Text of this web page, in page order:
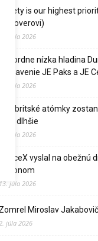
is our highest
júla 2026
nízka hladina
JE Paks a JE
júla 2026
britské atómky
dlhšie
júla 2026
vyslal na obežnú
júla 2026
Miroslav Jakabovič
júla 2026